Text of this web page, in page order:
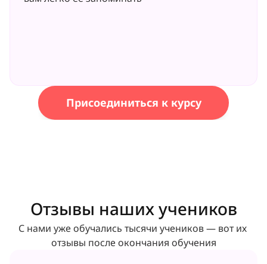
Присоединиться к курсу
Отзывы наших учеников
С нами уже обучались тысячи учеников — вот их
отзывы после окончания обучения